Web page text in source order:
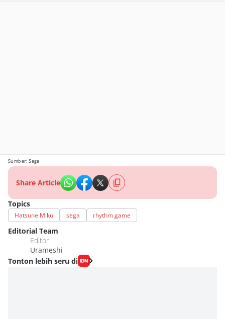
Sumber: Sega
Share Article
Topics
Hatsune Miku sega rhythm game
Editorial Team
Editor
Urameshi
Tonton lebih seru di